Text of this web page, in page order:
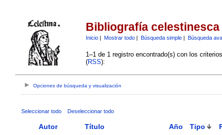
Bibliografía celestinesca
Inicio| Mostrar todo| Búsqueda simple| Búsqueda
1–1 de 1 registro encontrado(s) con los
(RSS):
Opciones de búsqueda y visualización
Seleccionar todo Deseleccionar todo
Autor Título Año Tipo